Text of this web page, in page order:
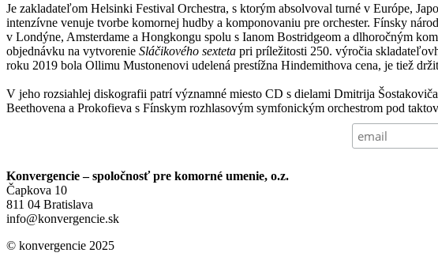
Je zakladateľom Helsinki Festival Orchestra, s ktorým absolvoval turné v Európe,
intenzívne venuje tvorbe komornej hudby a komponovaniu pre orchester. Fínsky
v Londýne, Amsterdame a Hongkongu spolu s Ianom Bostridgeom a dlhoročným
objednávku na vytvorenie Sláčikového sexteta pri príležitosti 250. výročia
roku 2019 bola Ollimu Mustonenovi udelená prestížna Hindemithova cena, je tiež
V jeho rozsiahlej diskografii patrí významné miesto CD s dielami Dmitrija
Beethovena a Prokofieva s Fínskym rozhlasovým symfonickým orchestrom pod
Konvergencie – spoločnosť pre komorné umenie, o.z.
Čapkova 10
811 04 Bratislava
info@konvergencie.sk
© konvergencie 2025